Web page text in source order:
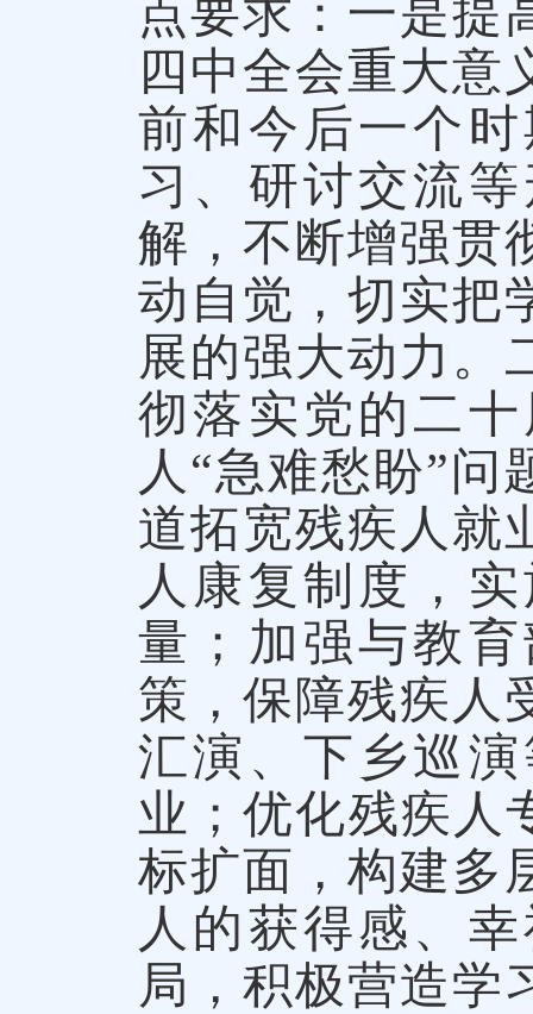
点要求：一是提
四中全会重大意
前和今后一个
习、研讨交流
解，不断增强贯
动自觉，切实把
展的强大动力。
彻落实党的二
人“急难愁盼”
道拓宽残疾人就
人康复制度，
量；加强与教
策，保障残疾人
汇演、下乡巡
业；优化残疾人
标扩面，构建多
人的获得感、
局，积极营造学